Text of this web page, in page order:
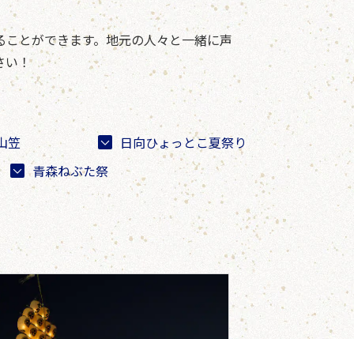
とができます。地元の人々と一緒に声
い！
笠
日向ひょっとこ夏祭り
青森ねぶた祭